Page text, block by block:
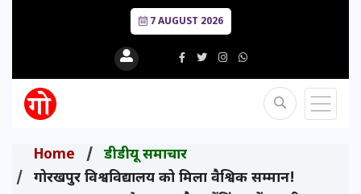
7 AUGUST 2026
Home
डीडीयू समाचार
गोरखपुर विश्वविद्यालय को मिला वैश्विक सम्मान!